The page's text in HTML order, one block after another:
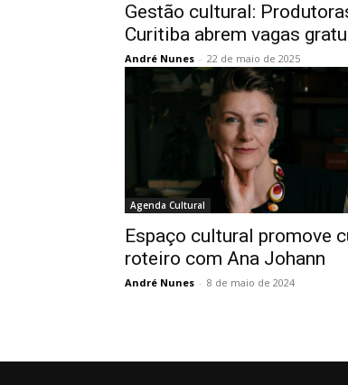
Gestão cultural:
Curitiba abrem vagas
André Nunes - 22 de maio de 2025
Agenda Cultural
Espaço cultural promove
roteiro com Ana Johann
André Nunes - 8 de maio de 2024